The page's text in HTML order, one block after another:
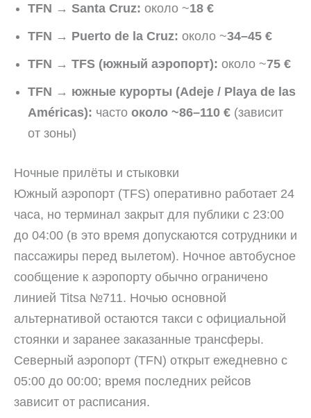
TFN → Santa Cruz: около ~18 €
TFN → Puerto de la Cruz: около ~34–45 €
TFN → TFS (южный аэропорт): около ~75 €
TFN → южные курорты (Adeje / Playa de las
Américas): часто около ~86–110 € (зависит
от зоны)
Ночные прилёты и стыковки
Южный аэропорт (TFS) оперативно работает 24
часа, но терминал закрыт для публики с 23:00
до 04:00 (в это время допускаются сотрудники и
пассажиры перед вылетом). Ночное автобусное
сообщение к аэропорту обычно ограничено
линией Titsa №711. Ночью основной
альтернативой остаются такси с официальной
стоянки и заранее заказанные трансферы.
Северный аэропорт (TFN) открыт ежедневно с
05:00 до 00:00; время последних рейсов
зависит от расписания.